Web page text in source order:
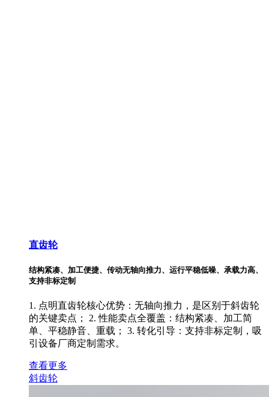
直齿轮
结构紧凑、加工便捷、传动无轴向推力、运行平稳低噪、承载力高、
支持非标定制
1. 点明直齿轮核心优势：无轴向推力，是区别于斜齿轮
的关键卖点； 2. 性能卖点全覆盖：结构紧凑、加工简
单、平稳静音、重载； 3. 转化引导：支持非标定制，吸
引设备厂商定制需求。
查看更多
斜齿轮